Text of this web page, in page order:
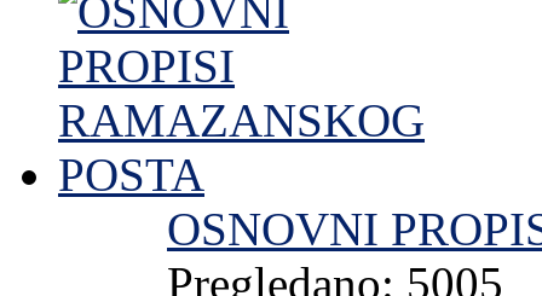
OSNOVNI
Pregledano: 5005